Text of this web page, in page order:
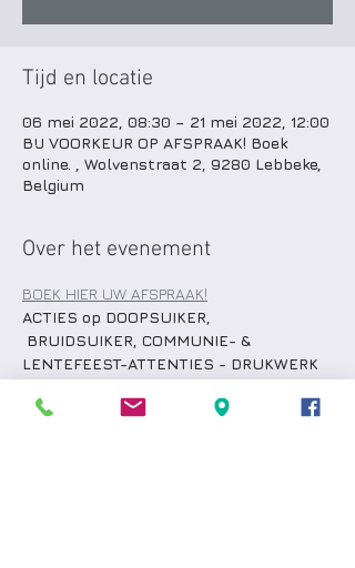
Tijd en locatie
06 mei 2022, 08:30 – 21 mei 2022, 12:00
BIJ VOORKEUR OP AFSPRAAK! Boek
online. , Wolvenstraat 2, 9280 Lebbeke,
Belgium
Over het evenement
BOEK HIER UW AFSPRAAK!
ACTIES op DOOPSUIKER,
BRUIDSUIKER, COMMUNIE- &
LENTEFEEST-ATTENTIES - DRUKWERK
bijpassende drukwerken.